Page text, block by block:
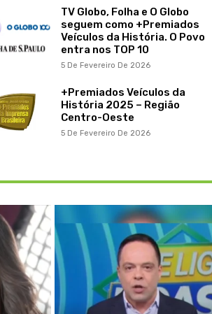
TV Globo, Folha e O Globo
seguem como +Premiados
Veículos da História. O Povo
entra nos TOP 10
5 De Fevereiro De 2026
+Premiados Veículos da
História 2025 – Região
Centro-Oeste
5 De Fevereiro De 2026